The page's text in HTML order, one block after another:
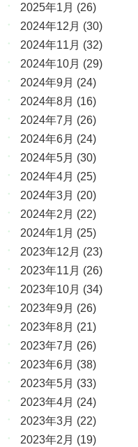
2025年1月 (26)
2024年12月 (30)
2024年11月 (32)
2024年10月 (29)
2024年9月 (24)
2024年8月 (16)
2024年7月 (26)
2024年6月 (24)
2024年5月 (30)
2024年4月 (25)
2024年3月 (20)
2024年2月 (22)
2024年1月 (25)
2023年12月 (23)
2023年11月 (26)
2023年10月 (34)
2023年9月 (26)
2023年8月 (21)
2023年7月 (26)
2023年6月 (38)
2023年5月 (33)
2023年4月 (24)
2023年3月 (22)
2023年2月 (19)